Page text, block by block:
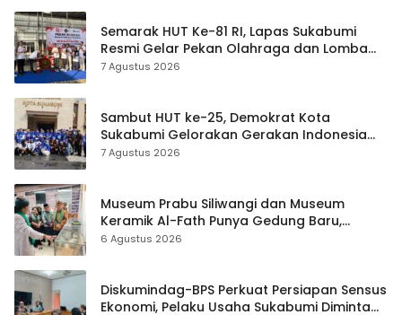
Semarak HUT Ke-81 RI, Lapas Sukabumi
Resmi Gelar Pekan Olahraga dan Lomba
Tradisional
7 Agustus 2026
Sambut HUT ke-25, Demokrat Kota
Sukabumi Gelorakan Gerakan Indonesia
ASRI Lewat Aksi Bersih Masjid Agung
7 Agustus 2026
Museum Prabu Siliwangi dan Museum
Keramik Al-Fath Punya Gedung Baru,
Hampir 500 Koleksi Dipisahkan
6 Agustus 2026
Diskumindag-BPS Perkuat Persiapan Sensus
Ekonomi, Pelaku Usaha Sukabumi Diminta